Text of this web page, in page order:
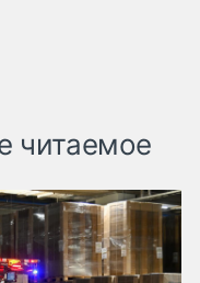
читаемое